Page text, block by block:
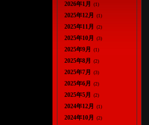
2026年1月 (1)
2025年12月 (1)
2025年11月 (2)
2025年10月 (3)
2025年9月 (1)
2025年8月 (2)
2025年7月 (3)
2025年6月 (2)
2025年5月 (2)
2024年12月 (1)
2024年10月 (2)